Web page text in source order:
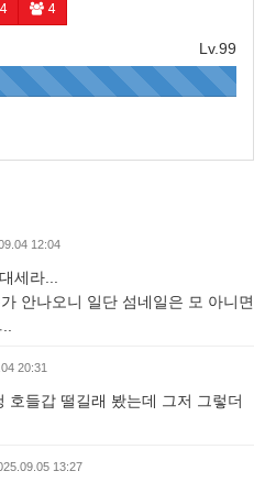
4 4
Lv.99
12:04
세라...
안나오니 일단 섬네일은 모 아니면
20:31
호들갑 떨길래 봤는데 그저 그렇더
13:27